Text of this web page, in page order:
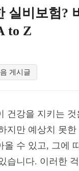
실비보험?
to Z
게시글
건강을 지키는
지만 예상치 못
올 수 있고, 그에
습니다. 이러한